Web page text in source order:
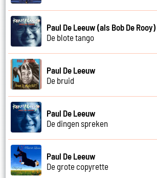
Paul De Leeuw (als Bob De Rooy)
De blote tango
Paul De Leeuw
De bruid
Paul De Leeuw
De dingen spreken
Paul De Leeuw
De grote copyrette